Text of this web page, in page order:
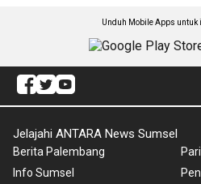
Unduh Mobile Apps untuk
Jelajahi ANTARA News Sumsel
Berita Palembang
Info Sumsel